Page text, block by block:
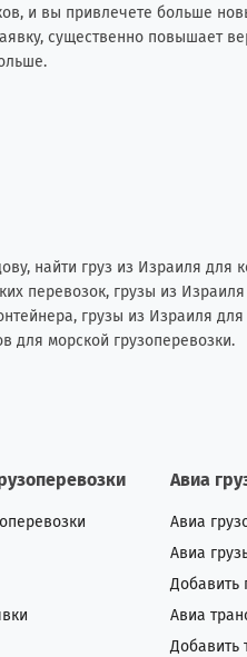
и вы привлечете больше
существенно повышает
найти груз из Израиля для
перевозок, грузы из
грузы из Израиля
для морской грузоперевозки.
Авиа
Авиа
Авиа
Добавить
Авиа
Добавить